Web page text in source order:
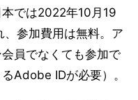
では2022年10月19
参加費用は無料。ア
員でなくても参加で
Adobe IDが必要）。